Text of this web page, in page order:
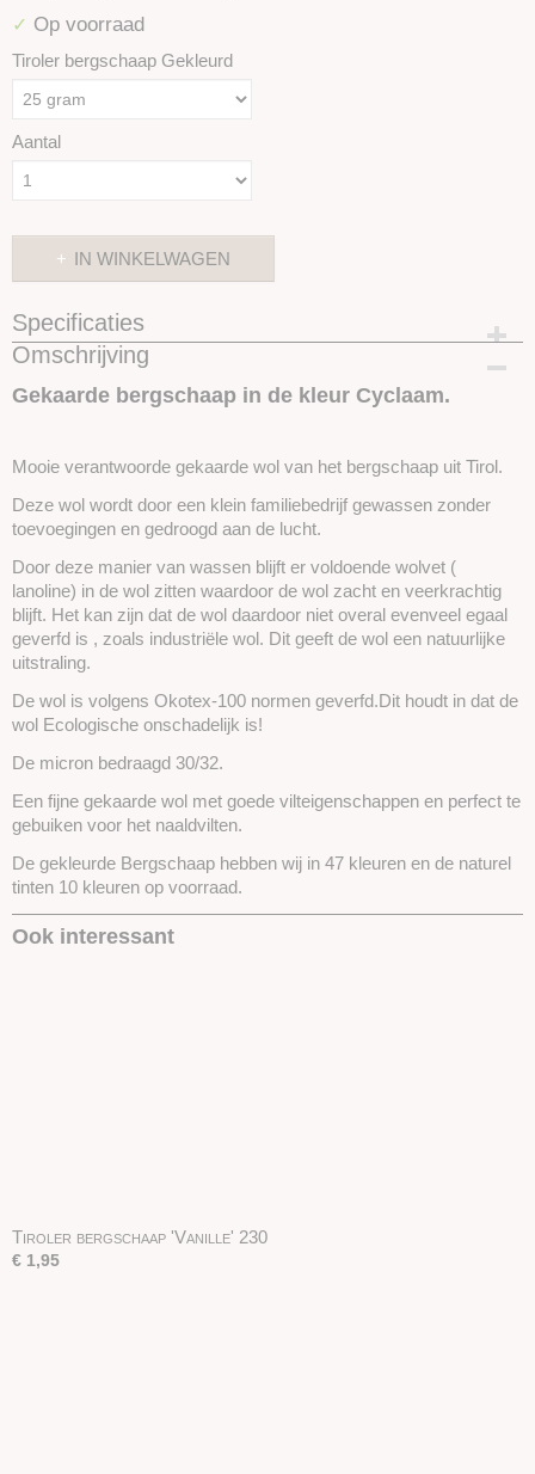
✓ Op voorraad
Tiroler bergschaap Gekleurd
Aantal
IN WINKELWAGEN
Specificaties
Productcode
Omschrijving
Gekaarde bergschaap in de kleur Cyclaam.
Mooie verantwoorde gekaarde wol van het bergschaap uit Tirol.
Deze wol wordt door een klein familiebedrijf gewassen zonder
toevoegingen en gedroogd aan de lucht.
Door deze manier van wassen blijft er voldoende wolvet (
lanoline) in de wol zitten waardoor de wol zacht en veerkrachtig
blijft. Het kan zijn dat de wol daardoor niet overal evenveel egaal
geverfd is , zoals industriële wol. Dit geeft de wol een natuurlijke
uitstraling.
De wol is volgens Okotex-100 normen geverfd.Dit houdt in dat de
wol Ecologische onschadelijk is!
De micron bedraagd 30/32.
Een fijne gekaarde wol met goede vilteigenschappen en perfect te
gebuiken voor het naaldvilten.
De gekleurde Bergschaap hebben wij in 47 kleuren en de naturel
tinten 10 kleuren op voorraad.
Ook interessant
Tiroler bergschaap 'Vanille' 230
€ 1,95